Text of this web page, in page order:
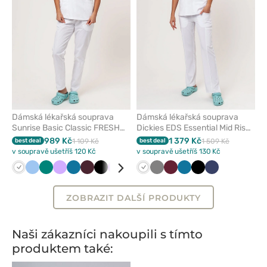
Dámská lékařská souprava
Sunrise Basic Classic FRESH
bílá
best deal 989 Kč1 109 Kč
v soupravě ušetříš 120 Kč
Bílá ModráZelenáLevandulová
Karaibsky
Burgundová
ČernáFialováNámořnická
KrálovskyŠvestkový
Růžová
Dámská lékařská souprava
Dickies EDS Essential Mid Rise
bílá
best deal 1 379 Kč1 509 Kč
v soupravě ušetříš 130 Kč
Bílá ŠedáTřešňová
Karaibsky
ČernáNámořnická
ZOBRAZIT DALŠÍ PRODUKTY
Naši zákazníci nakoupili s tímto
produktem také: